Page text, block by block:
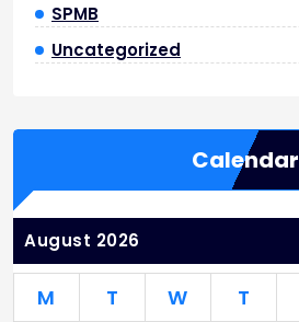
SPMB
Uncategorized
Calendar
August 2026
M T W T